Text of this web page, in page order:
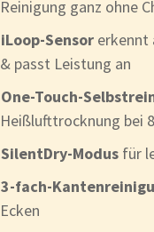
Reinigung ganz ohne
iLoop-Sensor erkennt
& passt Leistung an
One-Touch-
Heißlufttrocknung bei
SilentDry-Modus für
3-fach-
Ecken